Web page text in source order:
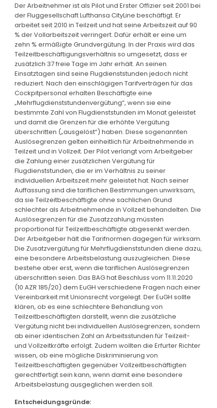
Der Arbeitnehmer ist als Pilot und Erster Offizier seit 2001 bei
der Fluggesellschaft Lufthansa CityLine beschäftigt. Er
arbeitet seit 2010 in Teilzeit und hat seine Arbeitszeit auf 90
% der Vollarbeitszeit verringert. Dafür erhält er eine um
zehn % ermäßigte Grundvergütung. In der Praxis wird das
Teilzeitbeschäftigungsverhältnis so umgesetzt, dass er
zusätzlich 37 freie Tage im Jahr erhält. An seinen
Einsatztagen sind seine Flugdienststunden jedoch nicht
reduziert. Nach den einschlägigen Tarifverträgen für das
Cockpitpersonal erhalten Beschäftigte eine
„Mehrflugdienststundenvergütung“, wenn sie eine
bestimmte Zahl von Flugdienststunden im Monat geleistet
und damit die Grenzen für die erhöhte Vergütung
überschritten („ausgelöst“) haben. Diese sogenannten
Auslösegrenzen gelten einheitlich für Arbeitnehmende in
Teilzeit und in Vollzeit. Der Pilot verlangt vom Arbeitgeber
die Zahlung einer zusätzlichen Vergütung für
Flugdienststunden, die er im Verhältnis zu seiner
individuellen Arbeitszeit mehr geleistet hat. Nach seiner
Auffassung sind die tariflichen Bestimmungen unwirksam,
da sie Teilzeitbeschäftigte ohne sachlichen Grund
schlechter als Arbeitnehmende in Vollzeit behandelten. Die
Auslösegrenzen für die Zusatzzahlung müssten
proportional für Teilzeitbeschäftigte abgesenkt werden.
Der Arbeitgeber hält die Tarifnormen dagegen für wirksam.
Die Zusatzvergütung für Mehrflugdienststunden diene dazu,
eine besondere Arbeitsbelastung auszugleichen. Diese
bestehe aber erst, wenn die tariflichen Auslösegrenzen
überschritten seien. Das BAG hat Beschluss vom 11.11.2020
(10 AZR 185/20) dem EuGH verschiedene Fragen nach einer
Vereinbarkeit mit Unionsrecht vorgelegt. Der EuGH sollte
klären, ob es eine schlechtere Behandlung von
Teilzeitbeschäftigten darstellt, wenn die zusätzliche
Vergütung nicht bei individuellen Auslösegrenzen, sondern
ab einer identischen Zahl an Arbeitsstunden für Teilzeit-
und Vollzeitkräfte erfolgt. Zudem wollten die Erfurter Richter
wissen, ob eine mögliche Diskriminierung von
Teilzeitbeschäftigten gegenüber Vollzeitbeschäftigten
gerechtfertigt sein kann, wenn damit eine besondere
Arbeitsbelastung ausgeglichen werden soll.
Entscheidungsgründe: